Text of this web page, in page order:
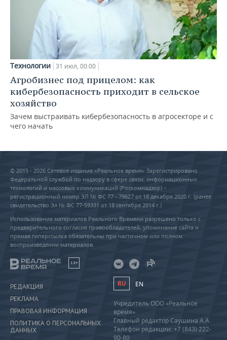
Технологии 31 июл, 00:00
Агробизнес под прицелом: как
кибербезопасность приходит в сельское
хозяйство
Зачем выстраивать кибербезопасность в агросекторе и с
чего начать
© 2015 - 2026 Сетевое издание «Реальное время» Зарегистрировано
Федеральной службой по надзору в сфере связи, информационных
технологий и массовых коммуникаций (Роскомнадзор) –
регистрационный номер ЭЛ № ФС 77 - 79627 от 18 декабря 2020 г. (ранее
свидетельство Эл № ФС 77-59331 от 18 сентября 2014 г.)
Использование материалов Реального Времени разрешено только с
предварительного согласия правообладателей, упоминание сайта и
прямая гиперссылка обязательны при частичном или полном
воспроизведении материалов.
18+
РЕДАКЦИЯ
РЕКЛАМА
ПРАВОВАЯ ИНФОРМАЦИЯ
ПОЛИТИКА О ПЕРСОНАЛЬНЫХ
ДАННЫХ
RU EN
Учредитель ООО «Реальное
время»
Главный редактор Саушина А.А.
Телефон редакции: +7 (843) 222-
90-80